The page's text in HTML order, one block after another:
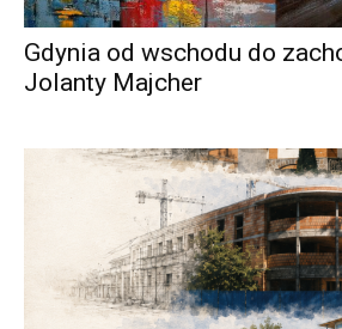
Gdynia od wschodu do
Jolanty Majcher